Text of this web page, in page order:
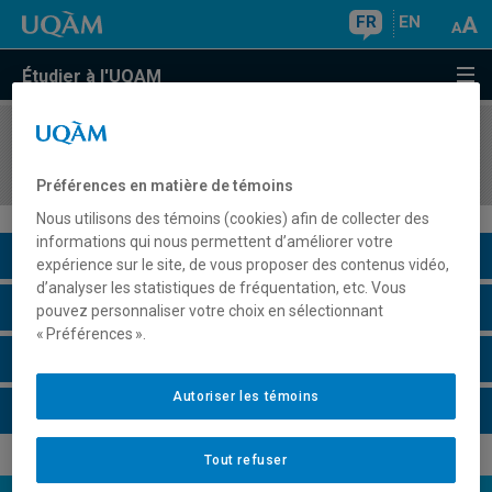
FR EN
Étudier à l'UQAM
COURS//
Description du cours
Horaire - Été 2026
Préférences en matière de témoins
Nous utilisons des témoins (cookies) afin de collecter des
informations qui nous permettent d’améliorer votre
expérience sur le site, de vous proposer des contenus vidéo,
d’analyser les statistiques de fréquentation, etc. Vous
pouvez personnaliser votre choix en sélectionnant
« Préférences ».
Tout refuser
Autoriser les témoins